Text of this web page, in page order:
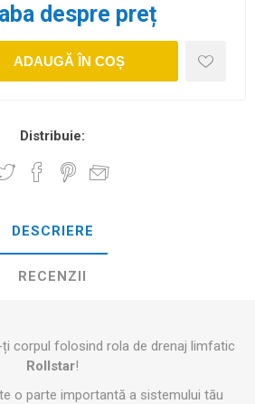
despre preț
ADAUGĂ ÎN COȘ
Distribuie:
DESCRIERE
RECENZII
corpul folosind rola de drenaj limfatic
Rollstar!
o parte importantă a sistemului tău